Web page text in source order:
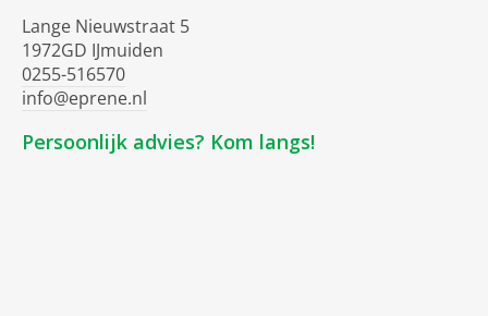
Lange Nieuwstraat 5
1972GD IJmuiden
0255-516570
info@eprene.nl
Persoonlijk advies? Kom langs!